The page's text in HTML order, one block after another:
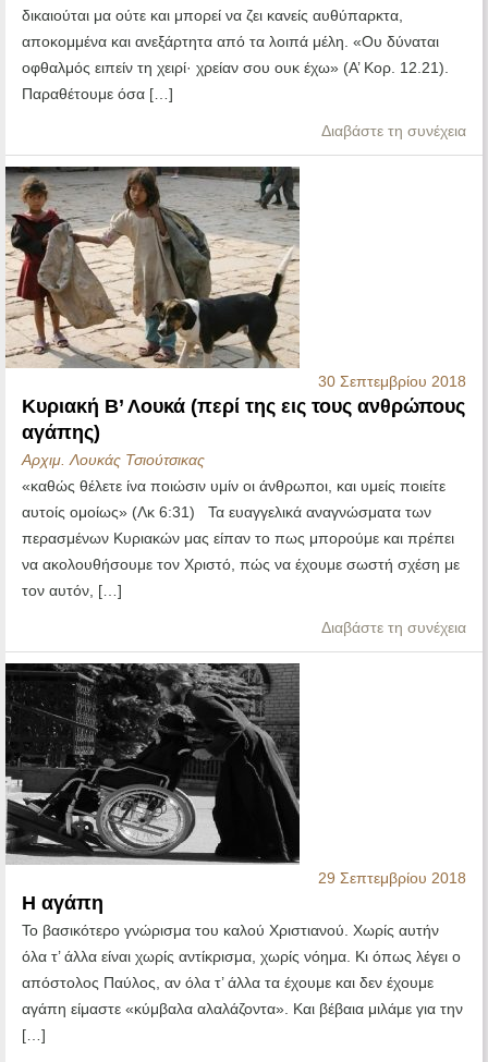
δικαιούται μα ούτε και μπορεί να ζει κανείς αυθύπαρκτα,
αποκομμένα και ανεξάρτητα από τα λοιπά μέλη. «Ου δύναται
οφθαλμός ειπείν τη χειρί· χρείαν σου ουκ έχω» (Α’ Κορ. 12.21).
Παραθέτουμε όσα […]
Διαβάστε τη συνέχεια
30 Σεπτεμβρίου 2018
Κυριακή Β’ Λουκά (περί της εις τους ανθρώπους
αγάπης)
Αρχιμ. Λουκάς Τσιούτσικας
«καθώς θέλετε ίνα ποιώσιν υμίν οι άνθρωποι, και υμείς ποιείτε
αυτοίς ομοίως» (Λκ 6:31) Τα ευαγγελικά αναγνώσματα των
περασμένων Κυριακών μας είπαν το πως μπορούμε και πρέπει
να ακολουθήσουμε τον Χριστό, πώς να έχουμε σωστή σχέση με
τον αυτόν, […]
Διαβάστε τη συνέχεια
29 Σεπτεμβρίου 2018
Η αγάπη
Το βασικότερο γνώρισμα του καλού Χριστιανού. Χωρίς αυτήν
όλα τ’ άλλα είναι χωρίς αντίκρισμα, χωρίς νόημα. Κι όπως λέγει ο
απόστολος Παύλος, αν όλα τ’ άλλα τα έχουμε και δεν έχουμε
αγάπη είμαστε «κύμβαλα αλαλάζοντα». Και βέβαια μιλάμε για την
[…]